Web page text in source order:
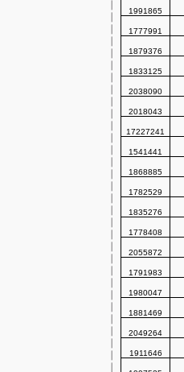
1991865
1777991
1879376
1833125
2038090
2018043
17227241
1541441
1868885
1782529
1835276
1778408
2055872
1791983
1980047
1881469
2049264
1911646